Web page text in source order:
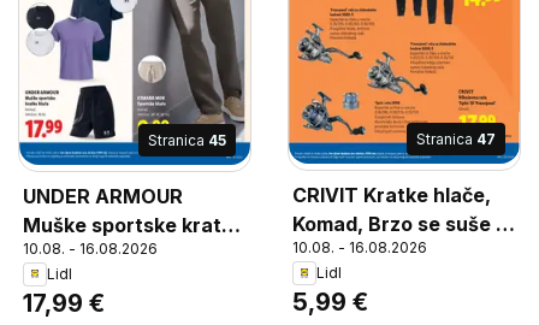
Stranica 45
UNDER ARMOUR
Muške sportske kratke
hlače, Komad Veličine:
M-XL
10.08. - 16.08.2026
Lidl
17,99 €
Stranica 47
CRIVIT Kratke hlače,
Komad, Brzo se suše i
odvode vlagu, Veličine
za nju: 36-46 (S-L),
Veličine za njega: 48-
10.08. - 16.08.2026
Lidl
5,99 €